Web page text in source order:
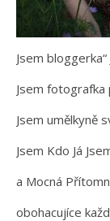
Jsem
Jsem fotografka
Jsem umělkyně
Jsem Kdo Já
a Mocná
obohacujíce